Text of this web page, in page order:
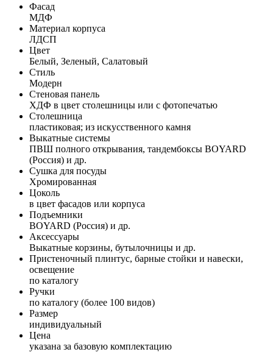
Фасад
МДФ
Материал корпуса
ЛДСП
Цвет
Белый, Зеленый, Салатовый
Стиль
Модерн
Стеновая панель
ХДФ в цвет столешницы или с фотопечатью
Столешница
пластиковая; из искусственного камня
Выкатные системы
ПВШ полного открывания, тандембоксы BOYARD
(Россия) и др.
Сушка для посуды
Хромированная
Цоколь
в цвет фасадов или корпуса
Подъемники
BOYARD (Россия) и др.
Аксессуары
Выкатные корзины, бутылочницы и др.
Пристеночный плинтус, барные стойки и навески,
освещение
по каталогу
Ручки
по каталогу (более 100 видов)
Размер
индивидуальный
Цена
указана за базовую комплектацию